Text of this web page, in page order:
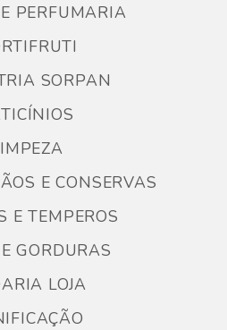
PERFUMARIA
SORPAN
E CONSERVAS
E TEMPEROS
GORDURAS
LOJA